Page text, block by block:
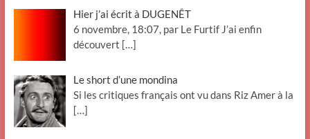
Hier j’ai écrit à DUGENÊT
6 novembre, 18:07, par Le Furtif J’ai enfin
découvert […]
Le short d’une mondina
Si les critiques français ont vu dans Riz Amer à la
[…]